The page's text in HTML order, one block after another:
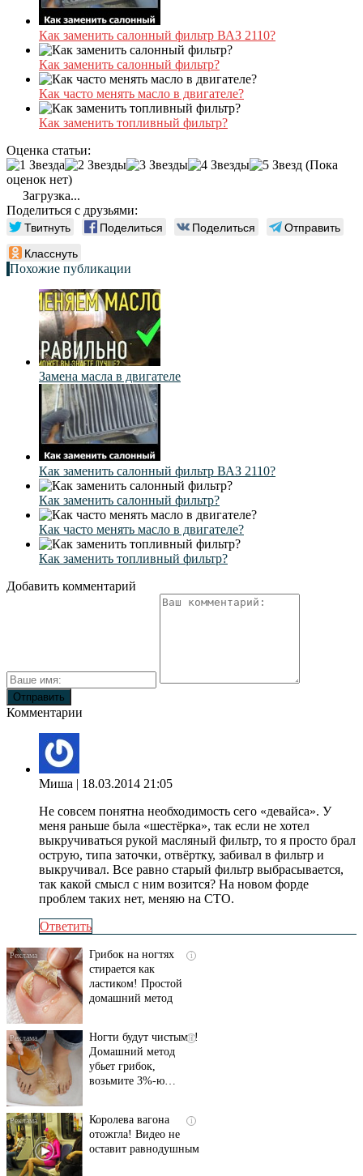
Как заменить салонный фильтр ВАЗ 2110?
Как заменить салонный фильтр?
Как часто менять масло в двигателе?
Как заменить топливный фильтр?
Оценка статьи:
(Пока
оценок нет)
Загрузка...
Поделиться с друзьями:
Твитнуть Поделиться Поделиться
Отправить
Класснуть
Похожие публикации
Замена масла в двигателе
Как заменить салонный фильтр ВАЗ 2110?
Как заменить салонный фильтр?
Как часто менять масло в двигателе?
Как заменить топливный фильтр?
Добавить комментарий
Комментарии
Миша | 18.03.2014 21:05
Не совсем понятна необходимость сего «девайса». У
меня раньше была «шестёрка», так если не хотел
выкручиваться рукой масляный фильтр, то я просто брал
острую, типа заточки, отвёртку, забивал в фильтр и
выкручивал. Все равно старый фильтр выбрасывается,
так какой смысл с ним возится? На новом форде
проблем таких нет, меняю на СТО.
Ответить
i
Грибок на ногтях
стирается как
ластиком! Простой
домашний метод
i
Ногти будут чистыми!
Домашний метод
убьет грибок,
возьмите 3%-ю…
i
Королева вагона
отожгла! Видео не
оставит равнодушным